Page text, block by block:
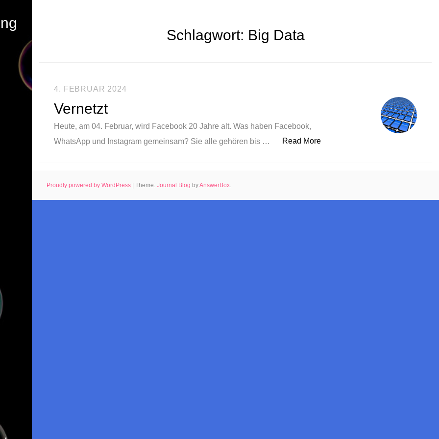
Schlagwort: Big Data
4. FEBRUAR 2024
Vernetzt
Heute, am 04. Februar, wird Facebook 20 Jahre alt. Was haben Facebook,
WhatsApp und Instagram gemeinsam? Sie alle gehören bis …
Read More„Vernetzt“
Proudly powered by WordPress |Theme:Journal Blog byAnswerBox.